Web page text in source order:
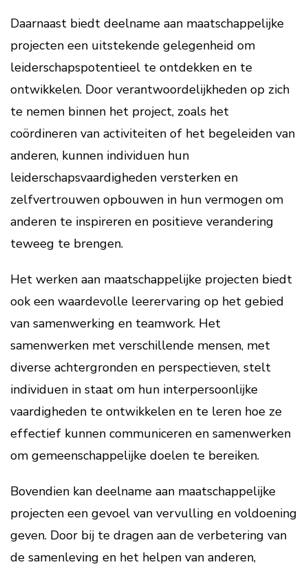
Daarnaast biedt deelname aan maatschappelijke
projecten een uitstekende gelegenheid om
leiderschapspotentieel te ontdekken en te
ontwikkelen. Door verantwoordelijkheden op zich
te nemen binnen het project, zoals het
coördineren van activiteiten of het begeleiden van
anderen, kunnen individuen hun
leiderschapsvaardigheden versterken en
zelfvertrouwen opbouwen in hun vermogen om
anderen te inspireren en positieve verandering
teweeg te brengen.
Het werken aan maatschappelijke projecten biedt
ook een waardevolle leerervaring op het gebied
van samenwerking en teamwork. Het
samenwerken met verschillende mensen, met
diverse achtergronden en perspectieven, stelt
individuen in staat om hun interpersoonlijke
vaardigheden te ontwikkelen en te leren hoe ze
effectief kunnen communiceren en samenwerken
om gemeenschappelijke doelen te bereiken.
Bovendien kan deelname aan maatschappelijke
projecten een gevoel van vervulling en voldoening
geven. Door bij te dragen aan de verbetering van
de samenleving en het helpen van anderen,